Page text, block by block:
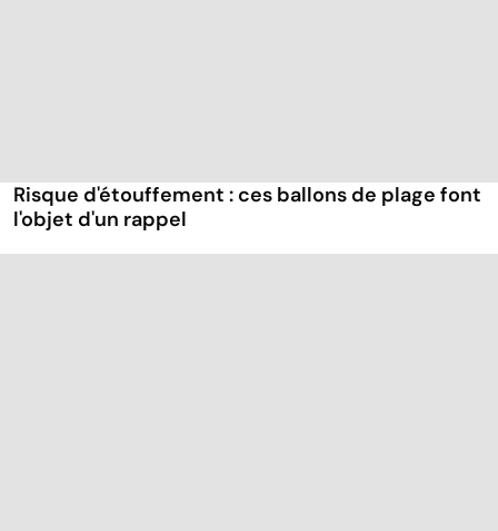
Risque d'étouffement : ces ballons de plage font
l'objet d'un rappel